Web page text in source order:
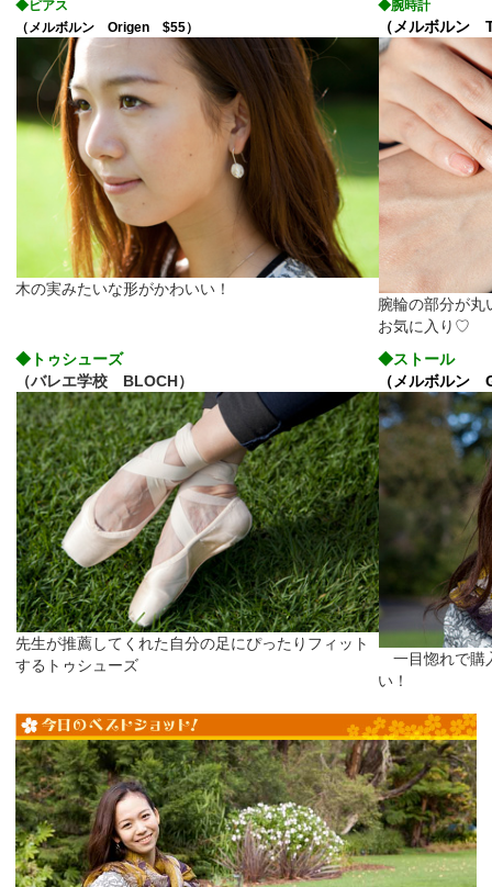
◆ピアス
（メルボルン Origen $55）
木の実みたいな形がかわいい！
◆腕時計
（メルボルン
腕輪の部分が丸
お気に入り♡
◆トゥシューズ
（バレエ学校 BLOCH）
先生が推薦してくれた自分の足にぴったりフィット
するトゥシューズ
◆ストール
（メルボルン
一目惚れで購
い！